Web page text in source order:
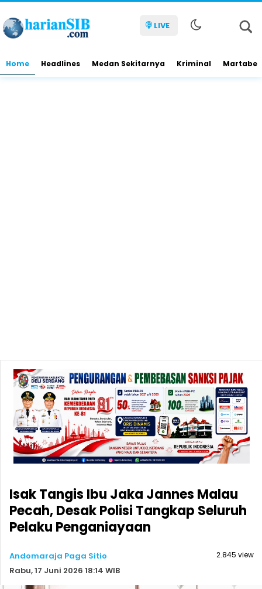
LIVE
Home Headlines Medan Sekitarnya Kriminal Martabe
Isak Tangis Ibu Jaka Jannes Malau
Pecah, Desak Polisi Tangkap Seluruh
Pelaku Penganiayaan
Andomaraja Paga Sitio
Rabu, 17 Juni 2026 18:14 WIB
2.845 view